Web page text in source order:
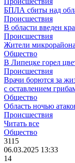
БПЛА сбиты над
Происшествия
В области введен
Происшествия
Жители
Общество
В Липецке горел
Происшествия
Врачи борются за
с оставлением
Общество
Область ночью
Происшествия
Читать все
Общество
3115
06.03.2025 13:33
14